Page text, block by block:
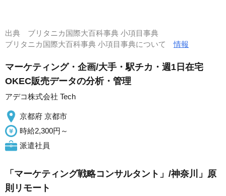
出典 ブリタニカ国際大百科事典 小項目事典
ブリタニカ国際大百科事典 小項目事典について情報
マーケティング・企画/大手・駅チカ・週1日在宅
OKEC販売データの分析・管理
アデコ株式会社 Tech
京都府 京都市
時給2,300円～
派遣社員
「マーケティング戦略コンサルタント」/神奈川」原
則リモート